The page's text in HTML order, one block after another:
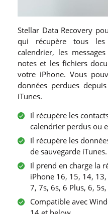
Stellar Data Recovery
qui récupère tous
calendrier, les
notes et les fichiers
votre iPhone. Vous
données perdues
iTunes.
Il récupère les
calendrier perdus ou
Il récupère les
de sauvegarde iTunes.
Il prend en charge la
iPhone 16, 15, 14, 13,
7, 7s, 6s, 6 Plus, 6,
Compatible avec